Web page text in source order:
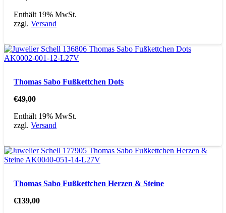
Enthält 19% MwSt.
zzgl.Versand
Thomas Sabo Fußkettchen Dots
€49,00
Enthält 19% MwSt.
zzgl.Versand
Thomas Sabo Fußkettchen Herzen & Steine
€139,00